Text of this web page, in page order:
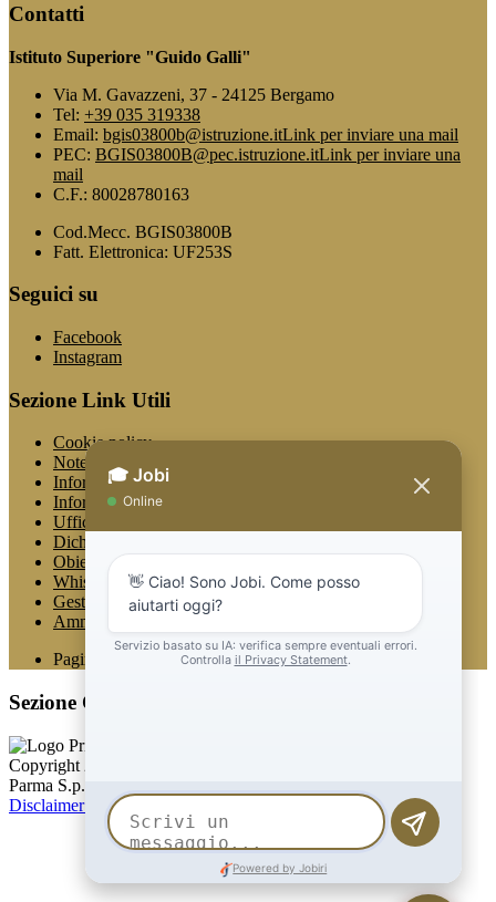
Contatti
Istituto Superiore "Guido Galli"
Via M. Gavazzeni, 37 - 24125 Bergamo
Tel: +39 035 319338
Email: bgis03800b@istruzione.itLink per inviare una mail
PEC: BGIS03800B@pec.istruzione.itLink per inviare una
mail
C.F.: 80028780163
Cod.Mecc. BGIS03800B
Fatt. Elettronica: UF253S
Seguici su
Facebook
Instagram
Sezione Link Utili
Cookie policy
Note legali
Informativa Privacy
Informativa Privacy chatbot Jobi
Ufficio Relazioni con il Pubblico
Dichiarazione di accessibilità
Obiettivi di accessibilità
Whistleblowing
Gestione consensi cookie
Amministrazione trasparente
Pagina visualizzata2494volte
Sezione Copyright
Copyright 2026 | Engineered and powered by Gruppo Spaggiari
Parma S.p.A. | Divisione Publishing & New Social Media
Disclaimer trattamento dati personali